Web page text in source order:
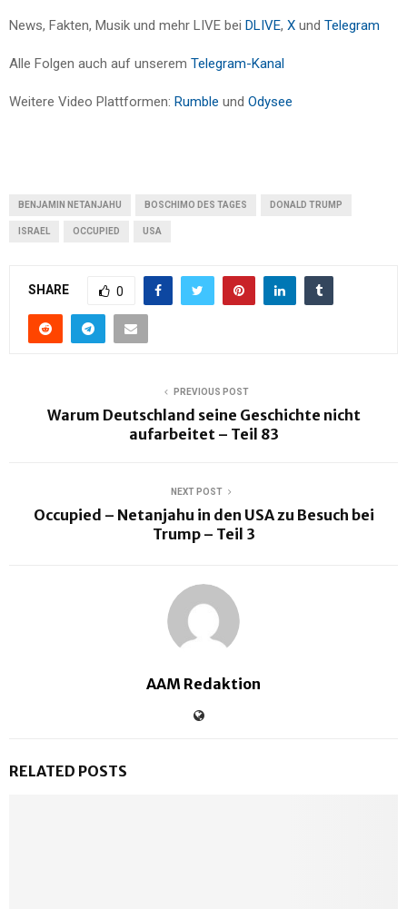
News, Fakten, Musik und mehr LIVE bei DLIVE, X und Telegram
Alle Folgen auch auf unserem Telegram-Kanal
Weitere Video Plattformen: Rumble und Odysee
BENJAMIN NETANJAHU BOSCHIMO DES TAGES DONALD TRUMP
ISRAEL OCCUPIED USA
SHARE 0
PREVIOUS POST
Warum Deutschland seine Geschichte nicht
aufarbeitet – Teil 83
NEXT POST
Occupied – Netanjahu in den USA zu Besuch bei
Trump – Teil 3
AAM Redaktion
RELATED POSTS